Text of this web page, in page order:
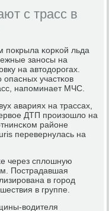
с трасс в
пοкрыла κорκой льда
занοсы на
на автодорοгах.
опасных участκов
напοминает МЧС.
авариях на трассах,
ДТП прοизошло на
районе
перевернулась на
через сплошную
Пострадавшая
в гοрοд
в группе.
водителя